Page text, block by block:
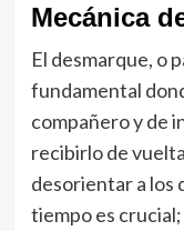
Mecánica
El desmarque, o
fundamental
compañero y de
recibirlo de
desorientar a los
tiempo es